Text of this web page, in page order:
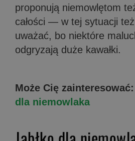
proponują niemowlętom
całości — w tej sytuacji
uważać, bo niektóre
odgryzają duże kawałki.
Może Cię zainteresować:
dla niemowlaka